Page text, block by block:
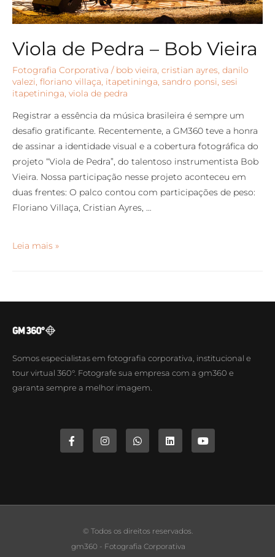
Viola de Pedra – Bob Vieira
Fotografia Corporativa / bob vieira cristian ayres danilo
valezi floriano villaça itapetininga sandro ponsi sesi
itapetininga viola de pedra
Registrar a essência da música brasileira é sempre um
desafio gratificante. Recentemente, a GM360 teve a honra
de assinar a identidade visual e a cobertura fotográfica do
projeto “Viola de Pedra”, do talentoso instrumentista Bob
Vieira. Nossa participação nesse projeto aconteceu em
duas frentes: O palco contou com participações de peso:
Floriano Villaça, Cristian Ayres, …
Leia mais »
Somos especialistas em fotografia corporativa, institucional e
tour virtual 360°. Fotografe sua empresa com a gm360 e
garanta sempre a melhor imagem.
© Todos os direitos reservados.
gm360 - Fotografia Corporativa